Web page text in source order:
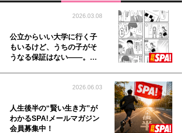
2026.03.08
公立からいい大学に行く子
もいるけど、うちの子がそ
うなる保証はない――。…
2026.06.03
人生後半の“賢い生き方”が
わかるSPA!メールマガジン
会員募集中！